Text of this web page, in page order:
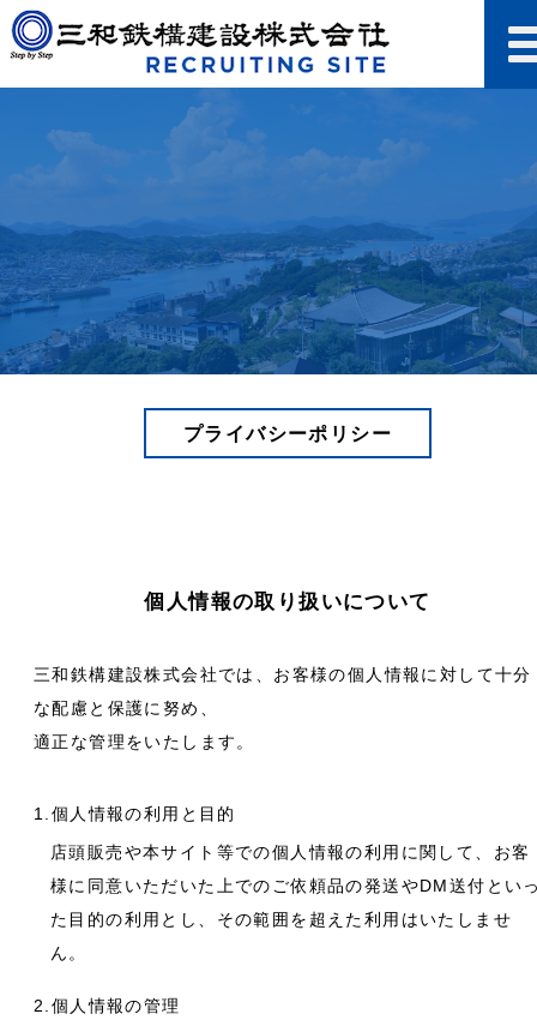
プライバシーポリシー
個人情報の取り扱いについて
三和鉄構建設株式会社では、お客様の個人情報に対して十分
な配慮と保護に努め、
適正な管理をいたします。
1.個人情報の利用と目的
店頭販売や本サイト等での個人情報の利用に関して、お客
様に同意いただいた上でのご依頼品の発送やDM送付とい
た目的の利用とし、その範囲を超えた利用はいたしませ
ん。
2.個人情報の管理